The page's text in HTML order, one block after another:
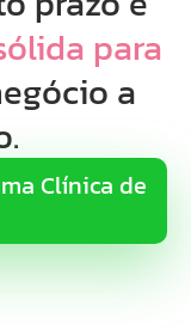
para
a
Clínica de